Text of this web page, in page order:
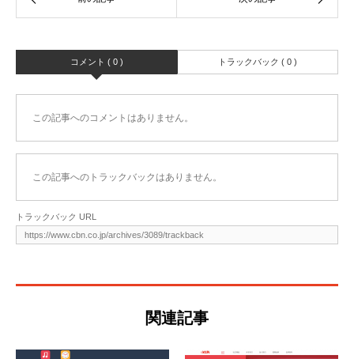
コメント ( 0 ) トラックバック ( 0 )
この記事へのコメントはありません。
この記事へのトラックバックはありません。
トラックバック URL
関連記事